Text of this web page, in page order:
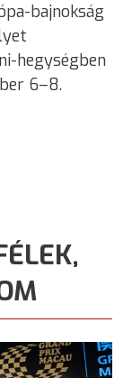
bajnokság
hegységben
6–8.